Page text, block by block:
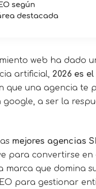
según
destacada
web ha dado
artificial, 2026 es
que una agencia te
google, a ser la
mejores agencias
para convertirse en
marca que domina
para gestionar